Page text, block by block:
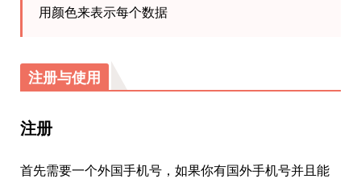
用颜色来表示每个数据
注册与使用
注册
首先需要一个外国手机号，如果你有国外手机号并且能